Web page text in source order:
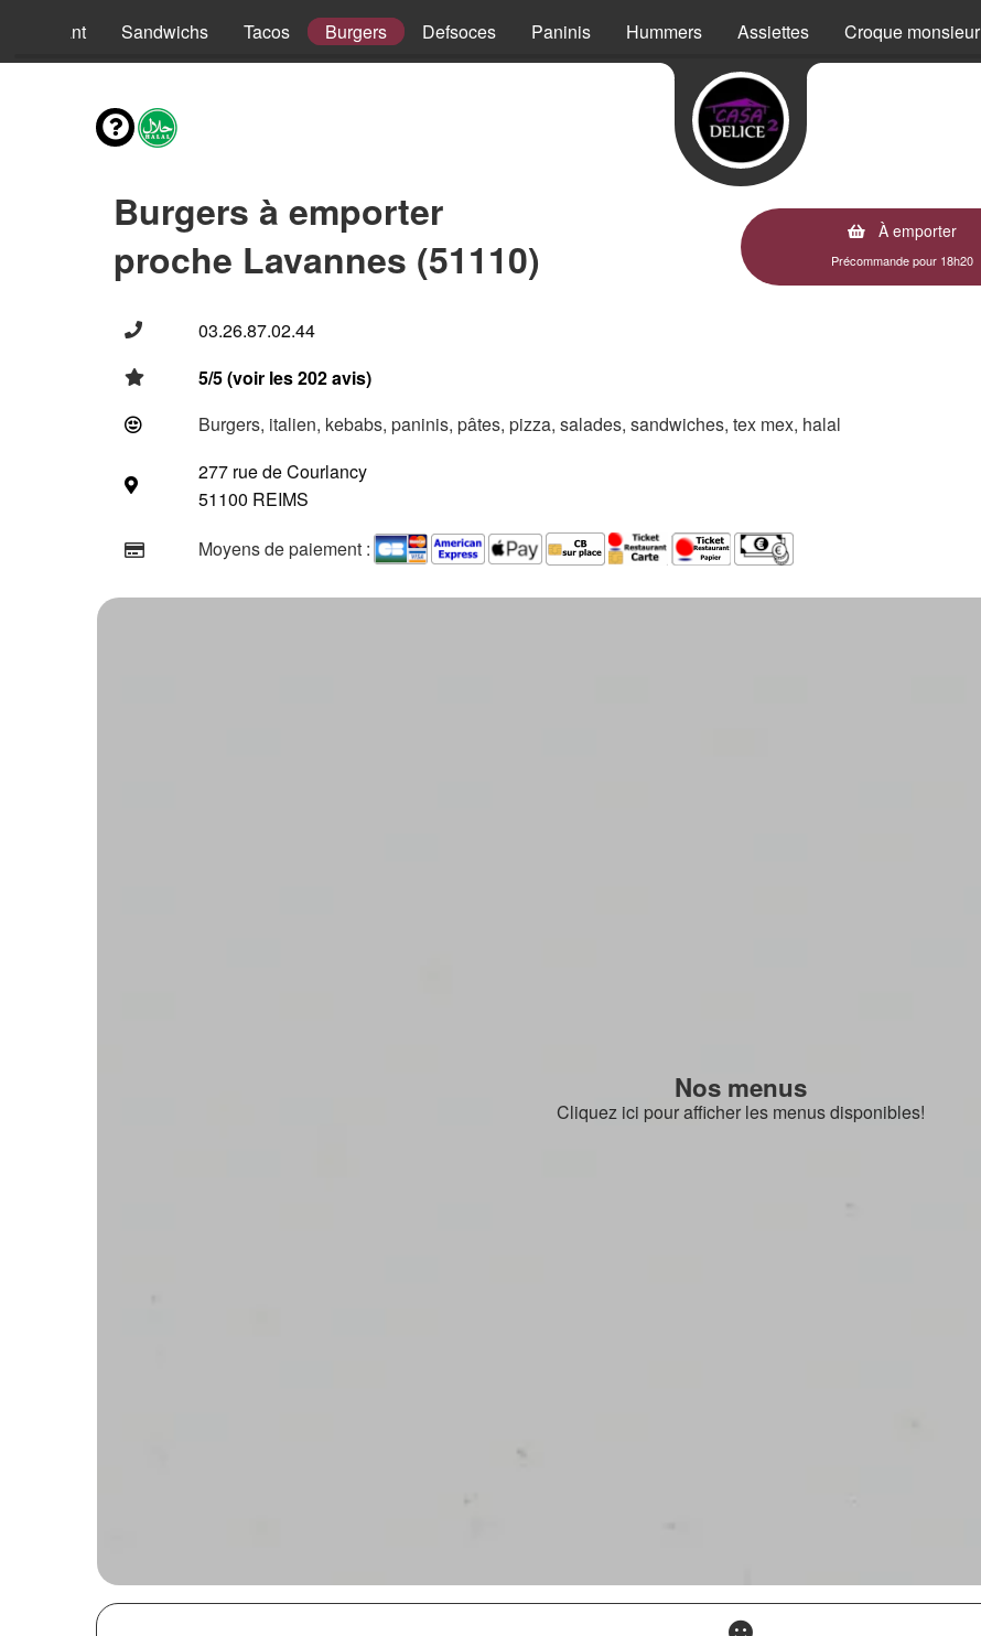
Enfant Sandwichs Tacos Burgers Defsoces Paninis Hummers Assiettes Croque monsieur
Burgers à emporter
proche Lavannes (51110)
À emporter
Précommande pour 18h20
03.26.87.02.44
5/5 (voir les 202 avis)
Burgers, italien, kebabs, paninis, pâtes, pizza, salades, sandwiches, tex mex, halal
277 rue de Courlancy
51100 REIMS
Moyens de paiement :
Nos menus
Cliquez ici pour afficher les menus disponibles!